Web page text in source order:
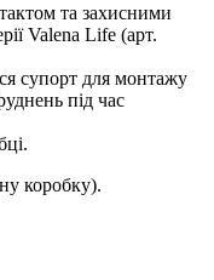
та захисними
Valena Life (арт.
супорт для монтажу
під час
коробку).